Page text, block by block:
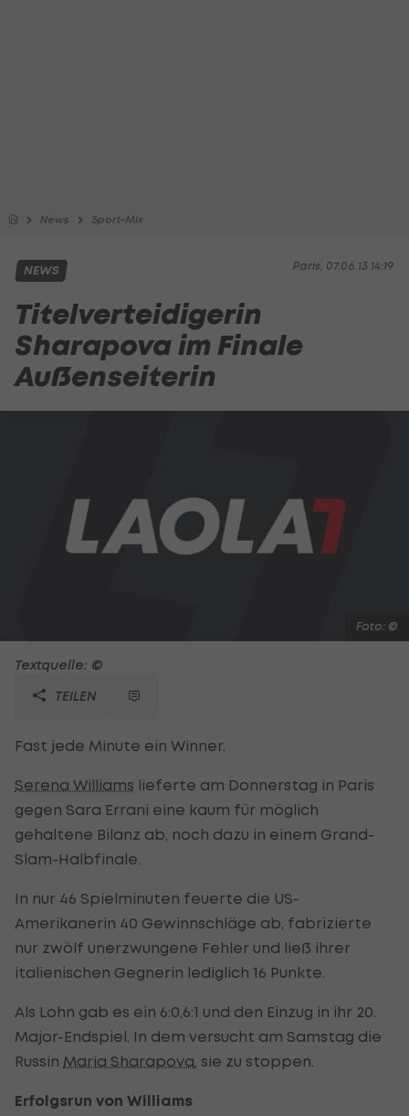
News Sport-Mix
Paris, 07.06.13 14:19
NEWS
Titelverteidigerin
Sharapova im Finale
Außenseiterin
Foto: ©
Textquelle: ©
TEILEN
Fast jede Minute ein Winner.
Serena Williams lieferte am Donnerstag in Paris
gegen Sara Errani eine kaum für möglich
gehaltene Bilanz ab, noch dazu in einem Grand-
Slam-Halbfinale.
In nur 46 Spielminuten feuerte die US-
Amerikanerin 40 Gewinnschläge ab, fabrizierte
nur zwölf unerzwungene Fehler und ließ ihrer
italienischen Gegnerin lediglich 16 Punkte.
Als Lohn gab es ein 6:0,6:1 und den Einzug in ihr 20.
Major-Endspiel. In dem versucht am Samstag die
Russin Maria Sharapova , sie zu stoppen.
Erfolgsrun von Williams